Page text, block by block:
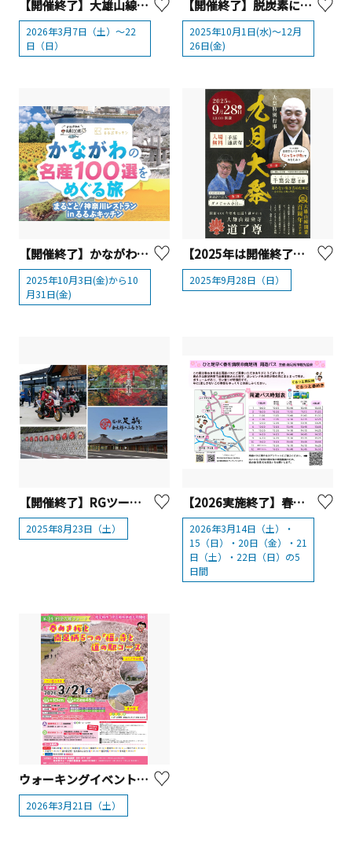
【開催終了】大雄山線で行く春めきウォーキング【南足柄市】
2026年3月7日（土）～22
日（日）
【開催終了】脱炭素につながる商品の購入等でポイントを上乗せ「かながわCO2CO2ポイント+」
2025年10月1日(水)～12月
26日(金)
【開催終了】かながわの名産100選×るるぶキッチン 10/3（金）～「まるごと！神奈川レストラン」開催！
2025年10月3日(金)から10
月31日(金)
【2025年は開催終了】大雄山最乗寺 「道了尊九月大祭特別行事」【南足柄市】
2025年9月28日（日）
【開催終了】RGツーリングクラブと行く 南足柄市周遊 安全走行御祈願ツーリング
2025年8月23日（土）
【2026実施終了】春めき周遊バスを運行【南足柄市】
2026年3月14日（土）・
15（日）・20日（金）・21
日（土）・22日（日）の5
日間
ウォーキングイベント「春めき桜と南足柄5つの「福」寺と道の駅コース」【南足柄市】
2026年3月21日（土）